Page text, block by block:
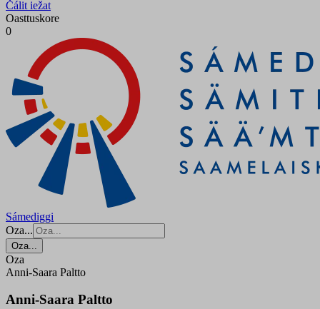
Čálit iežat
Oasttuskore
0
Sámediggi
Oza...
Oza...
Oza
Anni-Saara Paltto
Anni-Saara Paltto